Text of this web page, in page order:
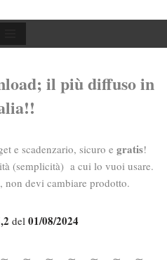
il più diffuso in
e scadenzario, sicuro e gratis!
(semplicità) a cui lo vuoi usare.
non devi cambiare prodotto.
del 01/08/2024